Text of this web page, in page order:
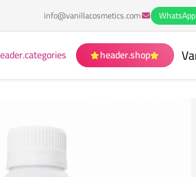
WhatsApp
info@vanillacosmetics.com
header.shop